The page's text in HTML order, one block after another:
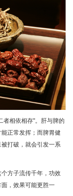
者相依相存"。肝与脾的
正常发挥；而脾胃健
打破，就会引发一系
方子流传千年，功效
，效果可能更胜一